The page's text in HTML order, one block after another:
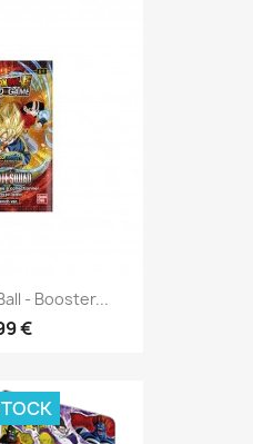
- Booster...
€